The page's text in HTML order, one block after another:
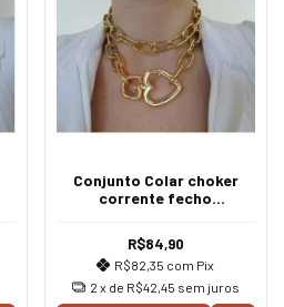
Conjunto Colar choker
corrente fecho
R$84,90
R$82,35 com Pix
2 x de R$42,45 sem juros